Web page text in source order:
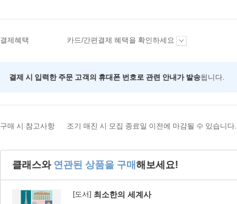
결제혜택 카드/간편결제 혜택을 확인하세요
결제 시 입력한 주문 고객의 휴대폰 번호로 관련 안내가 발송됩니다.
구매 시 참고사항 조기 매진 시 모집 종료일 이전에 마감될 수 있습니다.
클래스와 연관된 상품을 구매해보세요!
[도서] 최소한의 세계사